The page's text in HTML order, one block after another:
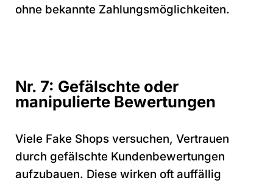
ohne bekannte Zahlungsmöglichkeiten.
Nr. 7: Gefälschte oder
manipulierte Bewertungen
Viele Fake Shops versuchen, Vertrauen
durch gefälschte Kundenbewertungen
aufzubauen. Diese wirken oft auffällig